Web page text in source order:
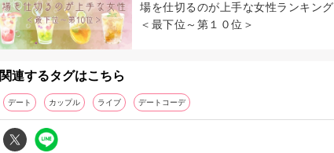
場を仕切るのが上手な女性ランキング
＜最下位～第１０位＞
関連するタグはこちら
デート カップル ライブ デートコーデ